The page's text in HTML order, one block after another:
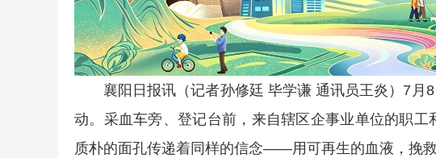
襄阳日报讯（记者孙修廷 毕学谦 通讯员王炎）7
动。采血车旁、登记台前，来自辖区企事业单位的职
质朴的面孔传递着同样的信念——用可再生的血液，挽救